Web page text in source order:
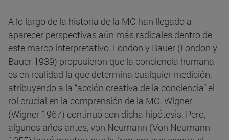
A lo largo de la historia de la MC han llegado a
aparecer perspectivas aún más radicales dentro de
este marco interpretativo. London y Bauer (London y
Bauer 1939) propusieron que la conciencia humana
es en realidad la que determina cualquier medición,
atribuyendo a la “acción creativa de la conciencia” el
rol crucial en la comprensión de la MC. Wigner
(Wigner 1967) continuó con dicha hipótesis. Pero,
algunos años antes, von Neumann (Von Neumann